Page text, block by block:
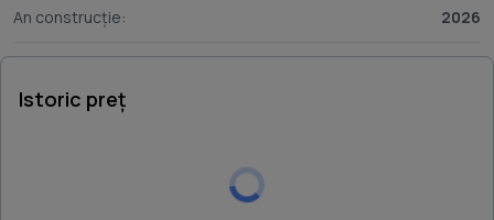
camin exact asa cum si l-au imaginat. Va asteptam cu drag
An construcție: 2026
Istoric preț